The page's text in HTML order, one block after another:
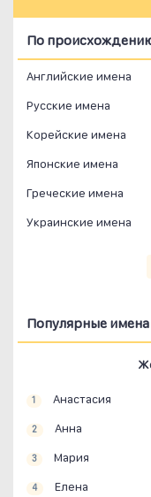
По
Английские имена
Русские имена
Корейские имена
Японские имена
Греческие имена
Украинские имена
Популярные имена
1 Анастасия
2 Анна
3 Мария
4 Елена